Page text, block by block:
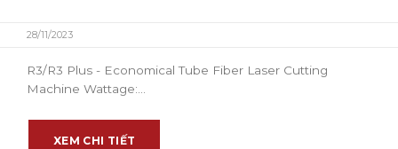
28/11/2023
R3/R3 Plus - Economical Tube Fiber Laser Cutting
Machine Wattage:...
XEM CHI TIẾT